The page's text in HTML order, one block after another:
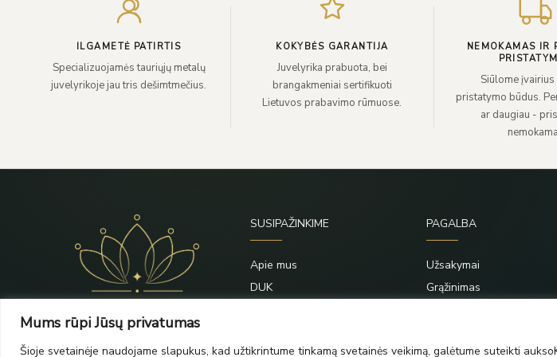
Mums rūpi Jūsų privatumas
Šioje svetainėje naudojame slapukus, kad užtikrintume tinkamą svetainės veikimą, galėtume suteikti
ILGAMETĖ PATIRTIS
Specializuojamės tauriųjų metalų
juvelyrikoje jau tris dešimtmečius.
KOKYBĖS GARANTIJA
Juvelyrika prabuota, bei
brangakmeniai sertifikuoti
Lietuvos prabavimo rūmuose.
NEMOKAMAS IR
Siūlome
pristatymo būdus.
ar daugiau -
SUSIPAŽINKIME
Apie mus
DUK
PAGALBA
Užsakymai
Grąžinimas